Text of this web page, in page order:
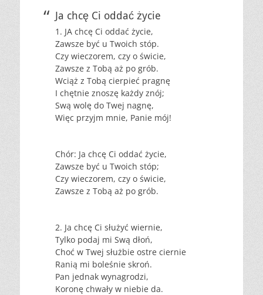
Ja chcę Ci oddać życie
1. JA chcę Ci oddać życie,
Zawsze być u Twoich stóp.
Czy wieczorem, czy o świcie,
Zawsze z Tobą aż po grób.
Wciąż z Tobą cierpieć pragnę
I chętnie znoszę każdy znój;
Swą wolę do Twej nagnę,
Więc przyjm mnie, Panie mój!
Chór: Ja chcę Ci oddać życie,
Zawsze być u Twoich stóp;
Czy wieczorem, czy o świcie,
Zawsze z Tobą aż po grób.
2. Ja chcę Ci służyć wiernie,
Tylko podaj mi Swą dłoń,
Choć w Twej służbie ostre ciernie
Ranią mi boleśnie skroń.
Pan jednak wynagrodzi,
Koronę chwały w niebie da.